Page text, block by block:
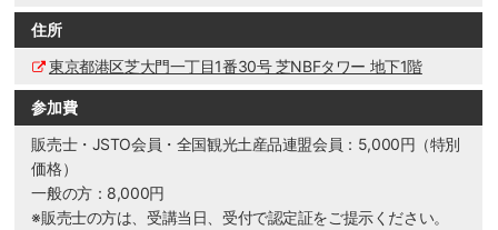
住所
東京都港区芝大門一丁目1番30号 芝NBFタワー 地下1階
参加費
販売士・JSTO会員・全国観光土産品連盟会員：5,000円（特別
価格）
一般の方：8,000円
※販売士の方は、受講当日、受付で認定証をご提示ください。